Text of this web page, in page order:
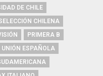
DE CHILE
CHILENA
PRIMERA B
UNIÓN ESPAÑOLA